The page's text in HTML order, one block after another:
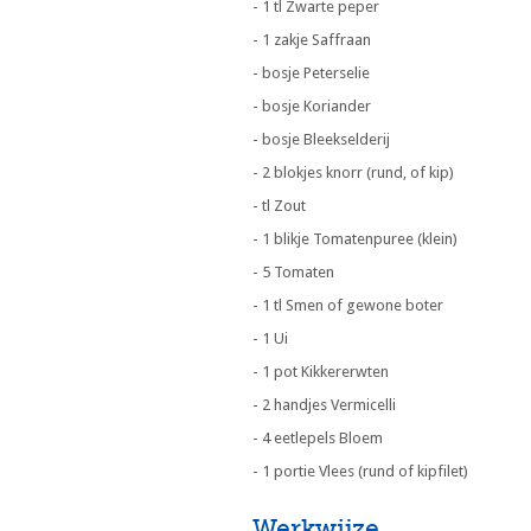
- 1 tl Zwarte peper
- 1 zakje Saffraan
- bosje Peterselie
- bosje Koriander
- bosje Bleekselderij
- 2 blokjes knorr (rund, of kip)
- tl Zout
- 1 blikje Tomatenpuree (klein)
- 5 Tomaten
- 1 tl Smen of gewone boter
- 1 Ui
- 1 pot Kikkererwten
- 2 handjes Vermicelli
- 4 eetlepels Bloem
- 1 portie Vlees (rund of kipfilet)